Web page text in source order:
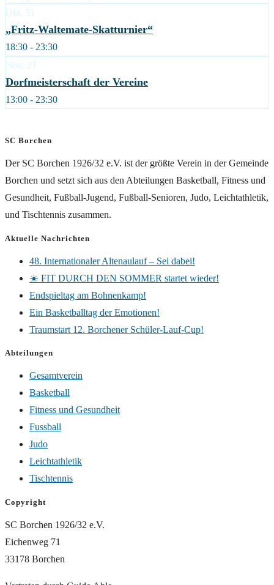
Okt. 31
„Fritz-Waltemate-Skatturnier“
18:30 - 23:30
Nov. 21
Dorfmeisterschaft der Vereine
13:00 - 23:30
SC Borchen
Der SC Borchen 1926/32 e.V. ist der größte Verein in der Gemeinde
Borchen und setzt sich aus den Abteilungen Basketball, Fitness und
Gesundheit, Fußball-Jugend, Fußball-Senioren, Judo, Leichtathletik,
und Tischtennis zusammen.
Aktuelle Nachrichten
48. Internationaler Altenaulauf – Sei dabei!
☀️ FIT DURCH DEN SOMMER startet wieder!
Endspieltag am Bohnenkamp!
Ein Basketballtag der Emotionen!
Traumstart 12. Borchener Schüler-Lauf-Cup!
Abteilungen
Gesamtverein
Basketball
Fitness und Gesundheit
Fussball
Judo
Leichtathletik
Tischtennis
Copyright
SC Borchen 1926/32 e.V.
Eichenweg 71
33178 Borchen